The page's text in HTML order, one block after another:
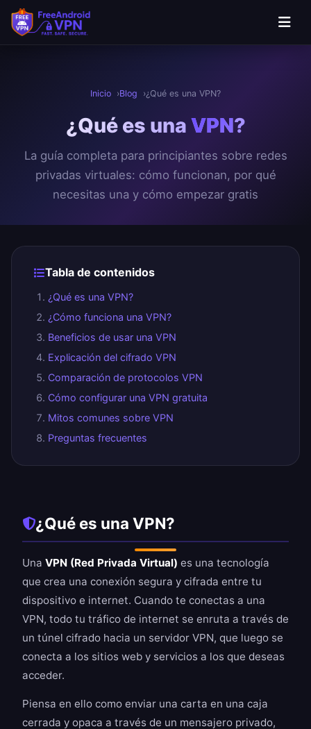
Saltar al contenido principal
Inicio Blog ¿Qué es una VPN?
¿Qué es una VPN?
La guía completa para principiantes sobre redes
privadas virtuales: cómo funcionan, por qué
necesitas una y cómo empezar gratis
Tabla de contenidos
¿Qué es una VPN?
¿Cómo funciona una VPN?
Beneficios de usar una VPN
Explicación del cifrado VPN
Comparación de protocolos VPN
Cómo configurar una VPN gratuita
Mitos comunes sobre VPN
Preguntas frecuentes
¿Qué es una VPN?
Una VPN (Red Privada Virtual) es una tecnología
que crea una conexión segura y cifrada entre tu
dispositivo e internet. Cuando te conectas a una
VPN, todo tu tráfico de internet se enruta a través de
un túnel cifrado hacia un servidor VPN, que luego se
conecta a los sitios web y servicios a los que deseas
acceder.
Piensa en ello como enviar una carta en una caja
cerrada y opaca a través de un mensajero privado,